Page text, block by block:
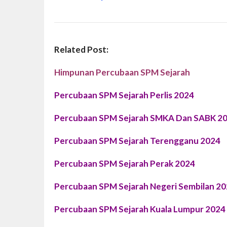
Related Post:
Himpunan Percubaan SPM Sejarah
Percubaan SPM Sejarah Perlis 2024
Percubaan SPM Sejarah SMKA Dan SABK
Percubaan SPM Sejarah Terengganu 2024
Percubaan SPM Sejarah Perak 2024
Percubaan SPM Sejarah Negeri Sembilan
Percubaan SPM Sejarah Kuala Lumpur 2024